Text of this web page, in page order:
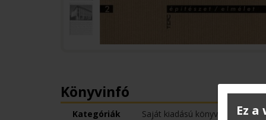
Könyvinfó
Kategóriák
Saját kiadású könyvek
Ez